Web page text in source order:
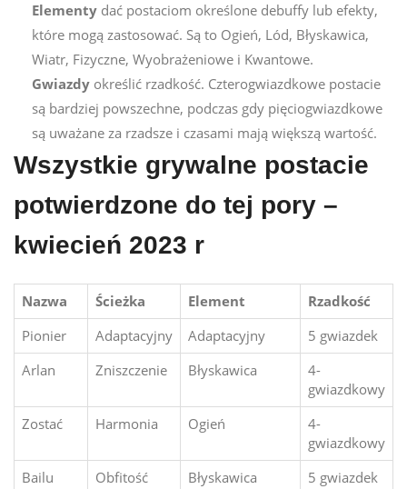
Elementy dać postaciom określone debuffy lub efekty,
które mogą zastosować. Są to Ogień, Lód, Błyskawica,
Wiatr, Fizyczne, Wyobrażeniowe i Kwantowe.
Gwiazdy określić rzadkość. Czterogwiazdkowe postacie
są bardziej powszechne, podczas gdy pięciogwiazdkowe
są uważane za rzadsze i czasami mają większą wartość.
Wszystkie grywalne postacie
potwierdzone do tej pory –
kwiecień 2023 r
Nazwa Ścieżka Element
Rzadkość
Pionier
Adaptacyjny Adaptacyjny
5 gwiazdek
Arlan
Zniszczenie Błyskawica
4-
gwiazdkowy
Zostać
Harmonia Ogień
4-
gwiazdkowy
Bailu
Obfitość Błyskawica
5 gwiazdek